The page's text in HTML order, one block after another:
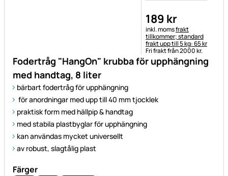
Fodertråg "HangOn" krubba för upphängning
med handtag, 8 liter
bärbart fodertråg för upphängning
för anordningar med upp till 40 mm tjocklek
praktisk form med hällpip & handtag
med stabila plastbyglar för upphängning
kan användas mycket universellt
av robust, slagtålig plast
Färger
189 kr
Skatteinformation:
inkl. momsfrakt
tillkommer; standard
frakt upp till 5 kg: 65 kr
Fri frakt från 2000 kr.